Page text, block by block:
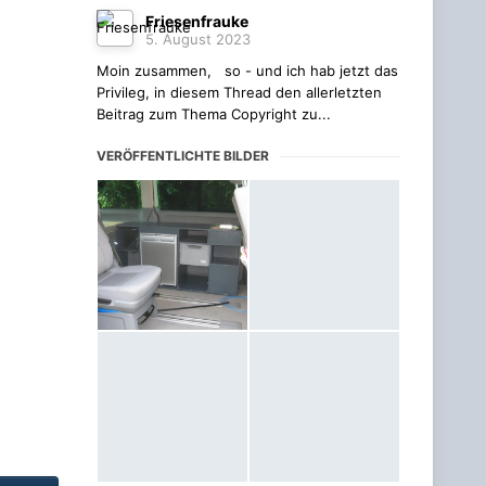
Friesenfrauke
5. August 2023
Moin zusammen, so - und ich hab jetzt das
Privileg, in diesem Thread den allerletzten
Beitrag zum Thema Copyright zu...
VERÖFFENTLICHTE BILDER